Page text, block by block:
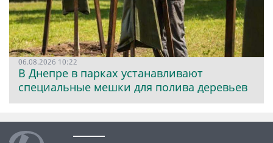
06.08.2026 10:22
В Днепре в парках устанавливают
специальные мешки для полива деревьев